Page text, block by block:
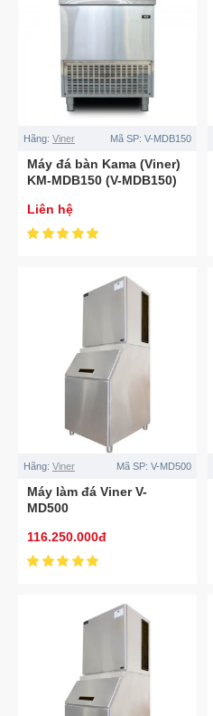
Hãng: Viner Mã SP: V-MDB150
Máy đá bàn Kama (Viner)
KM-MDB150 (V-MDB150)
Liên hệ
Hãng: Viner Mã SP: V-MD500
Máy làm đá Viner V-
MD500
116.250.000đ